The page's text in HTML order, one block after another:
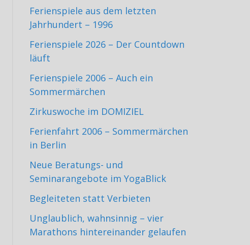
Ferienspiele aus dem letzten
Jahrhundert – 1996
Ferienspiele 2026 – Der Countdown
läuft
Ferienspiele 2006 – Auch ein
Sommermärchen
Zirkuswoche im DOMIZIEL
Ferienfahrt 2006 – Sommermärchen
in Berlin
Neue Beratungs- und
Seminarangebote im YogaBlick
Begleiteten statt Verbieten
Unglaublich, wahnsinnig – vier
Marathons hintereinander gelaufen